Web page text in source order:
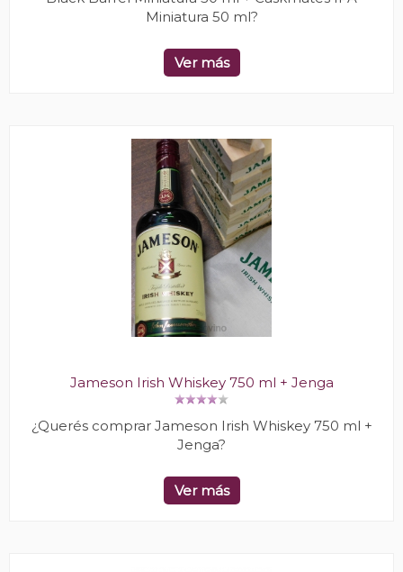
Miniatura 50 ml?
Ver más
Jameson Irish Whiskey 750 ml + Jenga
¿Querés comprar Jameson Irish Whiskey 750 ml +
Jenga?
Ver más